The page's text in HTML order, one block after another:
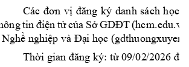
Các đơn vị đăng ký danh sách học
tin điện tửcủa SởGDĐT(hcm.edu.vn
ề nghiệp và Đại học (gdthuongxuyen
Thời gian đăng ký: từ 09/02/2026 đế